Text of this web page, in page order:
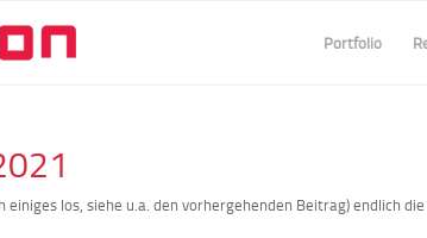
Portfolio
los, siehe u.a. den vorhergehenden Beitrag) endlich